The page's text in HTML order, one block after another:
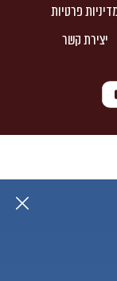
פרטיות
יצירת קשר